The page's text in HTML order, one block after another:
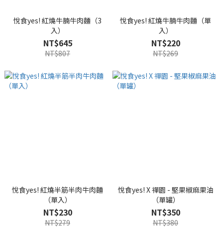
悅食yes! 紅燒牛腩牛肉麵（3
入）
NT$645
NT$807
悅食yes! 紅燒牛腩牛肉麵（單
入）
NT$220
NT$269
悅食yes! 紅燒半筋半肉牛肉麵
（單入）
NT$230
NT$279
悅食yes! X 禪園 - 堅果椒麻果油
（單罐）
NT$350
NT$380